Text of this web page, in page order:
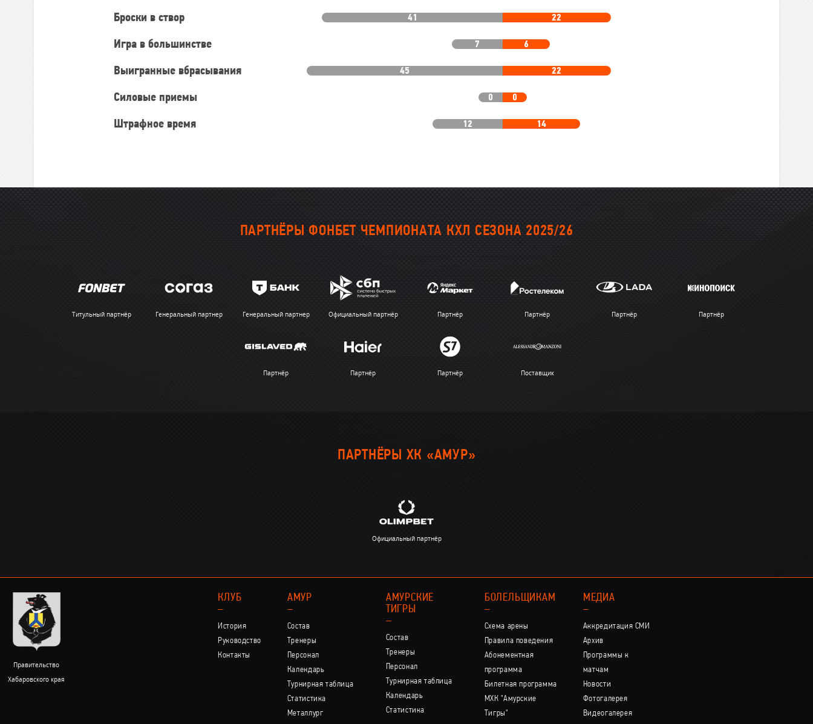
Броски в створ 41 22
Игра в большинстве 7 6
Выигранные вбрасывания 45 22
Силовые приемы 0 0
Штрафное время 12 14
ПАРТНЁРЫ ФОНБЕТ ЧЕМПИОНАТА КХЛ СЕЗОНА 2025/26
Титульный партнёр Генеральный партнер Генеральный партнер Официальный партнёр Партнёр Партнёр Партнёр Партнёр
Партнёр Партнёр Партнёр Поставщик
ПАРТНЁРЫ ХК «АМУР»
Официальный партнёр
Правительство
Хабаровского края
КЛУБ
–
История
Руководство
Контакты
АМУР
–
Состав
Тренеры
Персонал
Календарь
Турнирная таблица
Статистика
Металлург
АМУРСКИЕ
ТИГРЫ
–
Состав
Тренеры
Персонал
Турнирная таблица
Календарь
Статистика
БОЛЕЛЬЩИКАМ
–
Схема арены
Правила поведения
Абонементная
программа
Билетная программа
МХК "Амурские
Тигры"
МЕДИА
–
Аккредитация СМИ
Архив
Программы к
матчам
Новости
Фотогалерея
Видеогалерея